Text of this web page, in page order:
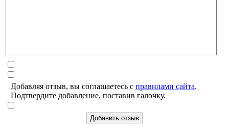
Добавляя отзыв, вы соглашаетесь с правилами сайта.
Подтвердите добавление, поставив галочку.
Добавить отзыв